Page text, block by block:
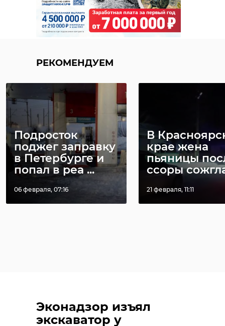
РЕКОМЕНДУЕМ
Подросток
поджег заправку
в Петербурге и
попал в реа ...
06 февраля, 07:16
В
крае жена
пьяницы
ссоры
21 февраля, 11:11
Эконадзор изъял
экскаватор у